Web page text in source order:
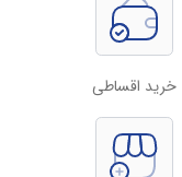
خرید اقساطی